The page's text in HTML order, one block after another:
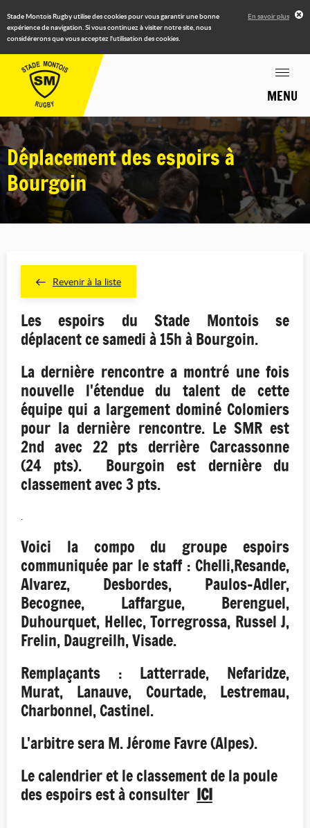
Stade Montois Rugby utilise des cookies pour vous garantir une bonne
expérience de navigation. Si vous continuez à visiter notre site, nous
considérerons que vous acceptez l'utilisation des cookies.
En savoir plus
MENU
Déplacement des espoirs à
Bourgoin
Revenir à la liste
Les espoirs du Stade Montois se
déplacent ce samedi à 15h à Bourgoin.
La dernière rencontre a montré une fois
nouvelle l'étendue du talent de cette
équipe qui a largement dominé Colomiers
pour la dernière rencontre. Le SMR est
2nd avec 22 pts derrière Carcassonne
(24 pts). Bourgoin est dernière du
classement avec 3 pts.
.
Voici la compo du groupe espoirs
communiquée par le staff : Chelli,Resande,
Alvarez, Desbordes, Paulos-Adler,
Becognee, Laffargue, Berenguel,
Duhourquet, Hellec, Torregrossa, Russel J,
Frelin, Daugreilh, Visade.
Remplaçants : Latterrade, Nefaridze,
Murat, Lanauve, Courtade, Lestremau,
Charbonnel, Castinel.
L'arbitre sera M. Jérome Favre (Alpes).
Le calendrier et le classement de la poule
des espoirs est à consulter ICI